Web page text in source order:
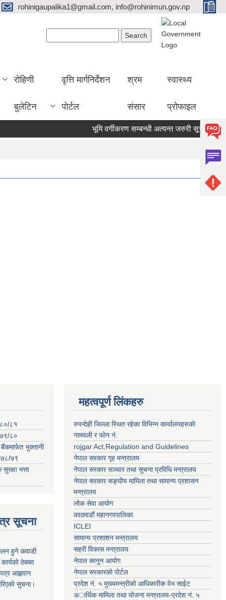
rohinigaupalika1@gmail.com, info@rohinimun.gov.np
रोहिणी
बुलेटिन
वृत्ति मार्गनिर्देशन
पोर्टल
श्रम
संसार
स्वास्थ्य
प्रोफाइल
भूमि वर्गीकरण सम्बन्धी अत्यन्त जरुरी सूचना !
८१
८०
भुक्तानी
७९
भत्ता
सूचना
हुने कवाडी
ठेक्का
आह्ववान
सुचना।
महत्वपूर्ण लिंकहरु
रुपन्देही जिल्ला स्थित रहेका विभिन्न कार्यालयहरुको
नामवली र फाेन न‌ं.
rojgar Act,Regulation and Guidelines
नेपाल सरकार गृह मन्त्रालय
नेपाल सरकार सञ्चार तथा सुचना प्रविधि मन्त्रालय
नेपाल सरकार सङ्घीय मामिला तथा सामान्य प्रशासन
मन्त्रालय
लोक सेवा आयोग
काठमाडौं महानगरपालिका
ICLEI
सामान्य प्रशाशन मन्त्रालय
सहरी विकास मन्त्रालय
नेपाल कानुन आयोग
नेपाल सरकारको पोर्टल
प्रदेश नं. ५ मुख्यमन्त्रीको आधिकारीक वेभ साईट
अार्थिक मामिला तथा योजना मन्त्रालय-प्रदेश नं. ५